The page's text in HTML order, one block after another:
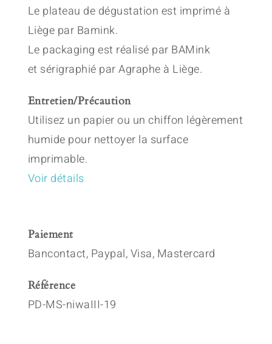
Le plateau de dégustation est imprimé à
Liège par Bamink.
Le packaging est réalisé par BAMink
et sérigraphié par Agraphe à Liège.
Entretien/Précaution
Utilisez un papier ou un chiffon légèrement
humide pour nettoyer la surface
imprimable.
Voir détails
Paiement
Bancontact, Paypal, Visa, Mastercard
Référence
PD-MS-niwaIII-19